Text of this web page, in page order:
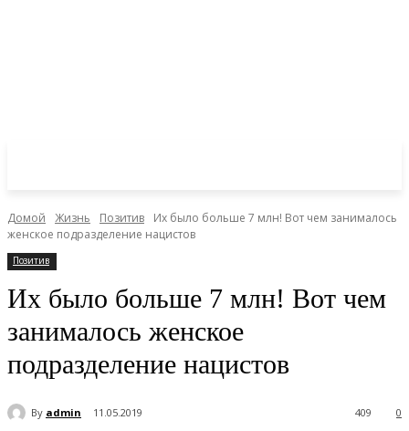
Домой Жизнь Позитив
Их было больше 7 млн! Вот чем занималось
женское подразделение нацистов
Позитив
Их было больше 7 млн! Вот чем
занималось женское
подразделение нацистов
By admin 11.05.2019 0
409